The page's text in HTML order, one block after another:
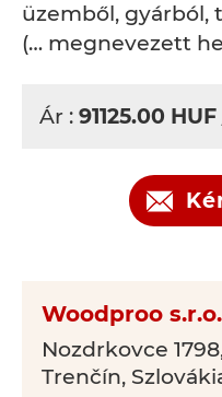
üzemből, gyárból,
(… megnevezett
Ár : 91125.00 HUF
Woodproo s.r.o.
Nozdrkovce
Trenčín,